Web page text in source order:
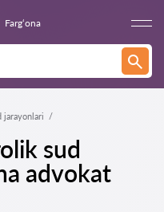
Farg‘ona
jarayonlari
sud
advokat